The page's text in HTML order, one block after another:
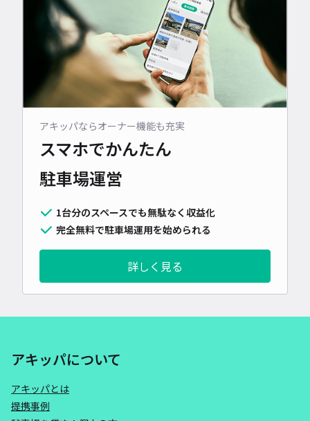
アキッパならオーナー機能も充実
スマホでかんたん
駐車場運営
1台分のスペースでも無駄なく収益化
完全無料で駐車場運用を始められる
詳しく見る
アキッパについて
アキッパとは
提携事例